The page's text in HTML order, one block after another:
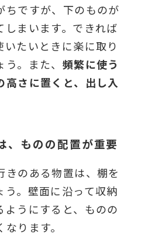
ちですが、下のものが
まいます。できれば
たいときに楽に取り
。また、 頻繁に使う
高さに置くと、出し入
、ものの配置が重要
きのある物置は、棚を
。壁面に沿って収納
ようにすると、ものの
ります。